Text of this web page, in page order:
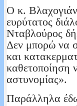
Ο κ.
ευρύτατος
Νταβλούρος
Δεν μπορώ να
και
καθετοποίηση
αστυνομίας».
Παράλληλα